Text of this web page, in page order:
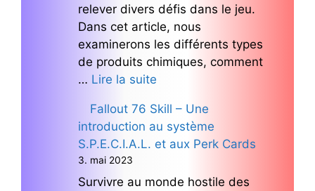
relever divers défis dans le jeu.
Dans cet article, nous
examinerons les différents types
de produits chimiques, comment
… Lire la suite
Fallout 76 Skill – Une
introduction au système
S.P.E.C.I.A.L. et aux Perk Cards
3. mai 2023
Survivre au monde hostile des